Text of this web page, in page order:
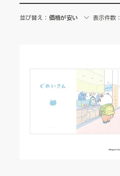
並び替え： 価格が安い 表示件数：